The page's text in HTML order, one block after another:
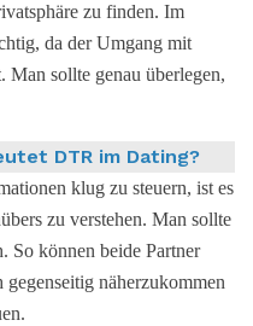
zu finden. Im
da der Umgang mit
Man sollte genau überlegen,
DTR im Dating?
klug zu steuern, ist es
zu verstehen. Man sollte
So können beide Partner
näherzukommen